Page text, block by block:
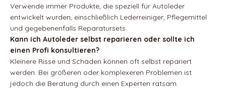
Verwende immer Produkte, die speziell für Autoleder
entwickelt wurden, einschließlich Lederreiniger, Pflegemittel
und gegebenenfalls Reparatursets.
Kann ich Autoleder selbst reparieren oder sollte ich
einen Profi konsultieren?
Kleinere Risse und Schäden können oft selbst repariert
werden. Bei größeren oder komplexeren Problemen ist
jedoch die Beratung durch einen Experten ratsam.